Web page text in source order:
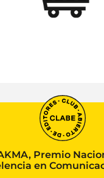
Premio
en